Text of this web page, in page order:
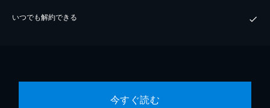
いつでも解約できる
今すぐ読む